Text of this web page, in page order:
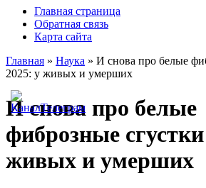
Главная страница
Обратная связь
Карта сайта
Главная » Наука » И снова про белые
2025: у живых и умерших
И снова про белые
фиброзные
живых и умерших